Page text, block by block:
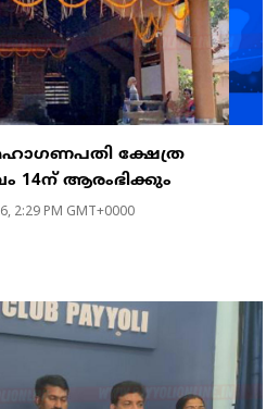
ക്ഷേത്ര
14ന് ആരംഭിക്കും
2:29 PM GMT+0000